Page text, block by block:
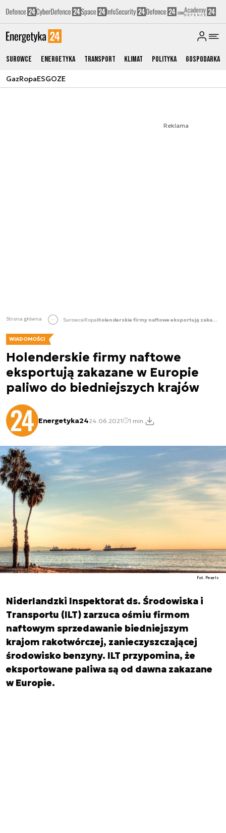
Surowce Energetyka Transport Klimat Polityka Gospodarka
GazRopaESGOZE
Reklama
Strona główna SurowceRopa Holenderskie firmy naftowe eksportują zakazane w Europie paliwo do biedniejszych krajów
WIADOMOŚCI
Holenderskie firmy naftowe
eksportują zakazane w Europie
paliwo do biedniejszych krajów
Energetyka2424.06.2021 1 min.
Fot. Pexels
Niderlandzki Inspektorat ds. Środowiska i
Transportu (ILT) zarzuca ośmiu firmom
naftowym sprzedawanie biedniejszym
krajom rakotwórczej, zanieczyszczającej
środowisko benzyny. ILT przypomina, że
eksportowane paliwa są od dawna zakazane
w Europie.